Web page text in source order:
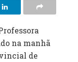
na manhã
de